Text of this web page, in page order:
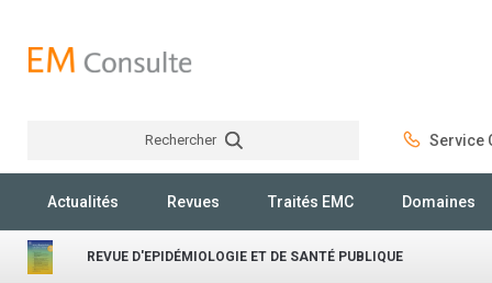
Rechercher Service
Actualités Revues Traités EMC Domaines
REVUE D'EPIDÉMIOLOGIE ET DE SANTÉ PUBLIQUE